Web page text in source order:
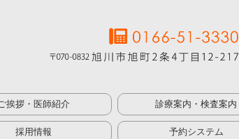
ご挨拶・医師紹介 診療案内・検査案内
糖尿病内科
消化器内科
循環器内科
アレルギー科
健康診断で異常と言われたら
オンライン診療
胃カメラ（内視鏡検査）
大腸カメラ
超音波検査（エコー検査）
24時間心電図検査
運動負荷心電図検査
血圧脈波検査
採用情報 予約システム